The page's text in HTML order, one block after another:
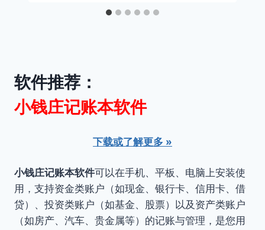
软件推荐：
小钱庄记账本软件
下载或了解更多 »
小钱庄记账本软件可以在手机、平板、电脑上安装使
用，支持资金类账户（如现金、银行卡、信用卡、借
贷）、投资类账户（如基金、股票）以及资产类账户
（如房产、汽车、贵金属等）的记账与管理，是您用